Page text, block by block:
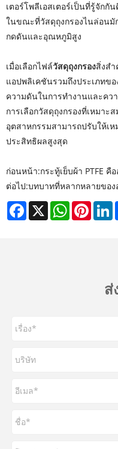
เตอร์โพลีเอสเตอร์เป็นที่รู้จัก
ในขณะที่วัสดุถุงกรองไนล่อนมั
กดดันและอุณหภูมิสูง
เมื่อเลือกไฟล์วัสดุถุงกรองสิ่งส
แอปพลิเคชันรวมถึงประเภทข
ความดันในการทำงานและคว
การเลือกวัสดุถุงกรองที่เหมาะ
อุตสาหกรรมสามารถปรับให้เ
ประสิทธิผลสูงสุด
ก่อนหน้า:กระทู้เย็บผ้า PTFE คื
ต่อไป:บทบาทที่หลากหลายของ
Facebook
X WhatsApp
ส่